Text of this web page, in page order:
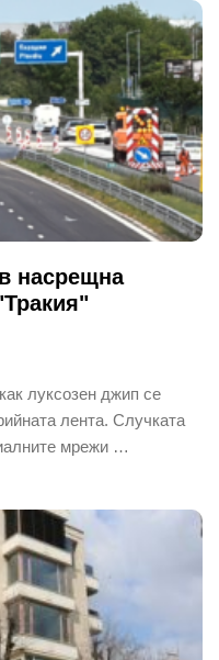
насрещна
луксозен джип се
лента. Случката
мрежи …